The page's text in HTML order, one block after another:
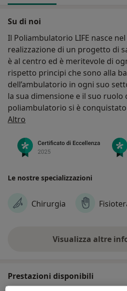
Su di noi
Il Poliambulatorio LIFE nasce
realizzazione di un progetto di
è al centro ed è meritevole di
rispetto principi che sono alla
dell’ambulatorio in ogni suo
la sua dimensione e il suo
poliambulatorio si è
la fiducia di quanti, in questi
continuo aggiornamento al
offrire le soluzioni migliori sia in
Il poliambulatorio LIFE è
collaborazioni con importanti
una rete di poliambulatorio
più veloce, completo e
Altro
Le nostre specializzazioni
Chirurgia
Visualizza altre
Prestazioni disponibili